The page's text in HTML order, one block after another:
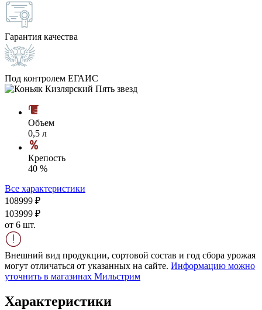
Гарантия качества
Под контролем ЕГАИС
Объем
0,5 л
Крепость
40 %
Все характеристики
108999 ₽
103999 ₽
от 6 шт.
Внешний вид продукции, сортовой состав и год сбора урожая
могут отличаться от указанных на сайте. Информацию можно
уточнить в магазинах Мильстрим
Характеристики